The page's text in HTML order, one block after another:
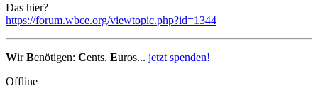
Das hier?
https://forum.wbce.org/viewtopic.php?id=1344
WirBenötigen: Cents, Euros... jetzt spenden!
Offline